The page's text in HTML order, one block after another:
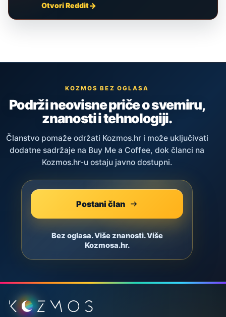
Otvori Reddit
KOZMOS BEZ OGLASA
Podrži neovisne priče o svemiru,
znanosti i tehnologiji.
Članstvo pomaže održati Kozmos.hr i može uključivati
dodatne sadržaje na Buy Me a Coffee, dok članci na
Kozmos.hr-u ostaju javno dostupni.
Postani član
Bez oglasa. Više znanosti. Više
Kozmosa.hr.
Podnožje stranice